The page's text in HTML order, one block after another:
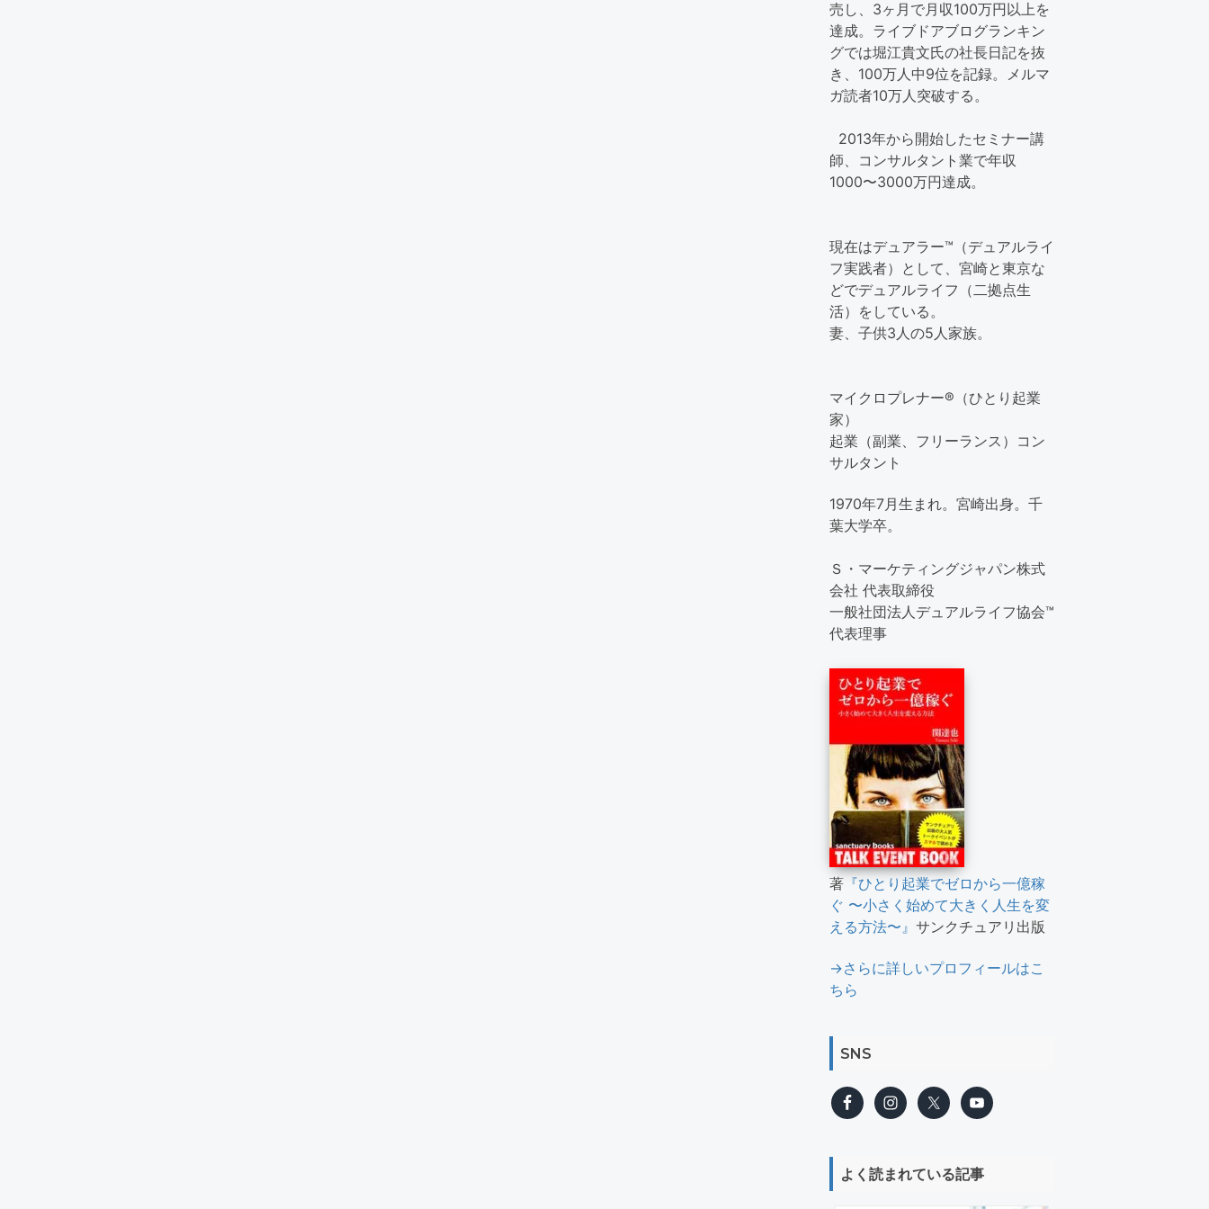
売し、3ヶ月で月収100万円以上を
達成。ライブドアブログランキン
グでは堀江貴文氏の社長日記を抜
き、100万人中9位を記録。メルマ
ガ読者10万人突破する。
2013年から開始したセミナー講
師、コンサルタント業で年収
1000〜3000万円達成。
現在はデュアラー™（デュアルライ
フ実践者）として、宮崎と東京な
どでデュアルライフ（二拠点生
活）をしている。
妻、子供3人の5人家族。
マイクロプレナー®（ひとり起業
家）
起業（副業、フリーランス）コン
サルタント
1970年7月生まれ。宮崎出身。千
葉大学卒。
Ｓ・マーケティングジャパン株式
会社 代表取締役
一般社団法人デュアルライフ協会™
代表理事
著 『ひとり起業でゼロから一億稼
ぐ 〜小さく始めて大きく人生を変
える方法〜』 サンクチュアリ出版
→さらに詳しいプロフィールはこ
ちら
SNS
よく読まれている記事